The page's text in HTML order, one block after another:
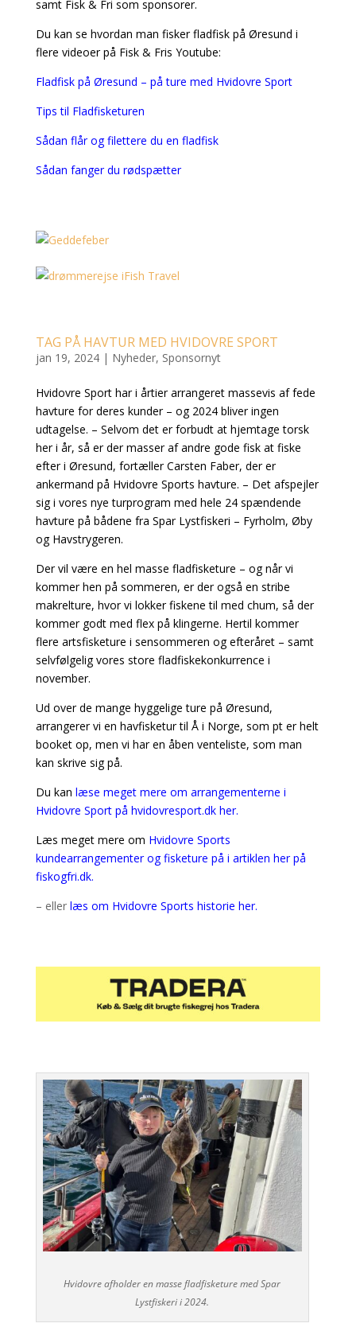
samt Fisk & Fri som sponsorer.
Du kan se hvordan man fisker fladfisk på Øresund i
flere videoer på Fisk & Fris Youtube:
Fladfisk på Øresund – på ture med Hvidovre Sport
Tips til Fladfisketuren
Sådan flår og filettere du en fladfisk
Sådan fanger du rødspætter
TAG PÅ HAVTUR MED HVIDOVRE SPORT
jan 19, 2024| Nyheder, Sponsornyt
Hvidovre Sport har i årtier arrangeret massevis af fede
havture for deres kunder – og 2024 bliver ingen
udtagelse. – Selvom det er forbudt at hjemtage torsk
her i år, så er der masser af andre gode fisk at fiske
efter i Øresund, fortæller Carsten Faber, der er
ankermand på Hvidovre Sports havture. – Det afspejler
sig i vores nye turprogram med hele 24 spændende
havture på bådene fra Spar Lystfiskeri – Fyrholm, Øby
og Havstrygeren.
Der vil være en hel masse fladfisketure – og når vi
kommer hen på sommeren, er der også en stribe
makrelture, hvor vi lokker fiskene til med chum, så der
kommer godt med flex på klingerne. Hertil kommer
flere artsfisketure i sensommeren og efteråret – samt
selvfølgelig vores store fladfiskekonkurrence i
november.
Ud over de mange hyggelige ture på Øresund,
arrangerer vi en havfisketur til Å i Norge, som pt er helt
booket op, men vi har en åben venteliste, som man
kan skrive sig på.
Du kan læse meget mere om arrangementerne i
Hvidovre Sport på hvidovresport.dk her.
Læs meget mere om Hvidovre Sports
kundearrangementer og fisketure på i artiklen her på
fiskogfri.dk.
– eller læs om Hvidovre Sports historie her.
Hvidovre afholder en masse fladfisketure med Spar
Lystfiskeri i 2024.